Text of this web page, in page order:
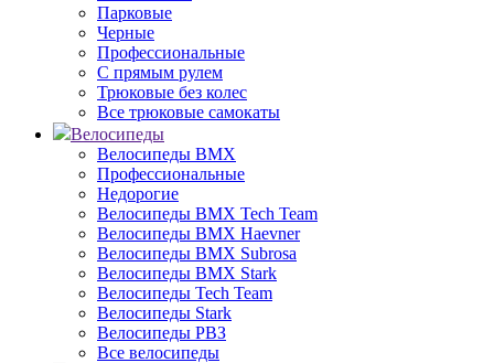
Парковые
Черные
Профессиональные
С прямым рулем
Трюковые без колес
Все трюковые самокаты
Велосипеды
Велосипеды BMX
Профессиональные
Недорогие
Велосипеды BMX Tech Team
Велосипеды BMX Haevner
Велосипеды BMX Subrosa
Велосипеды BMX Stark
Велосипеды Tech Team
Велосипеды Stark
Велосипеды РВЗ
Все велосипеды